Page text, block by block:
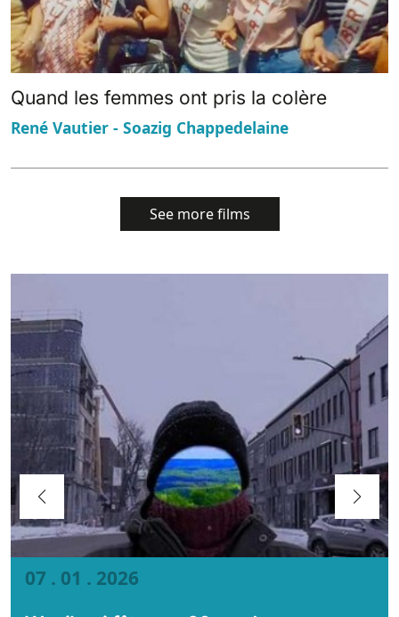
Quand les femmes ont pris la colère
René Vautier - Soazig Chappedelaine
See more films
07 . 01 . 2026